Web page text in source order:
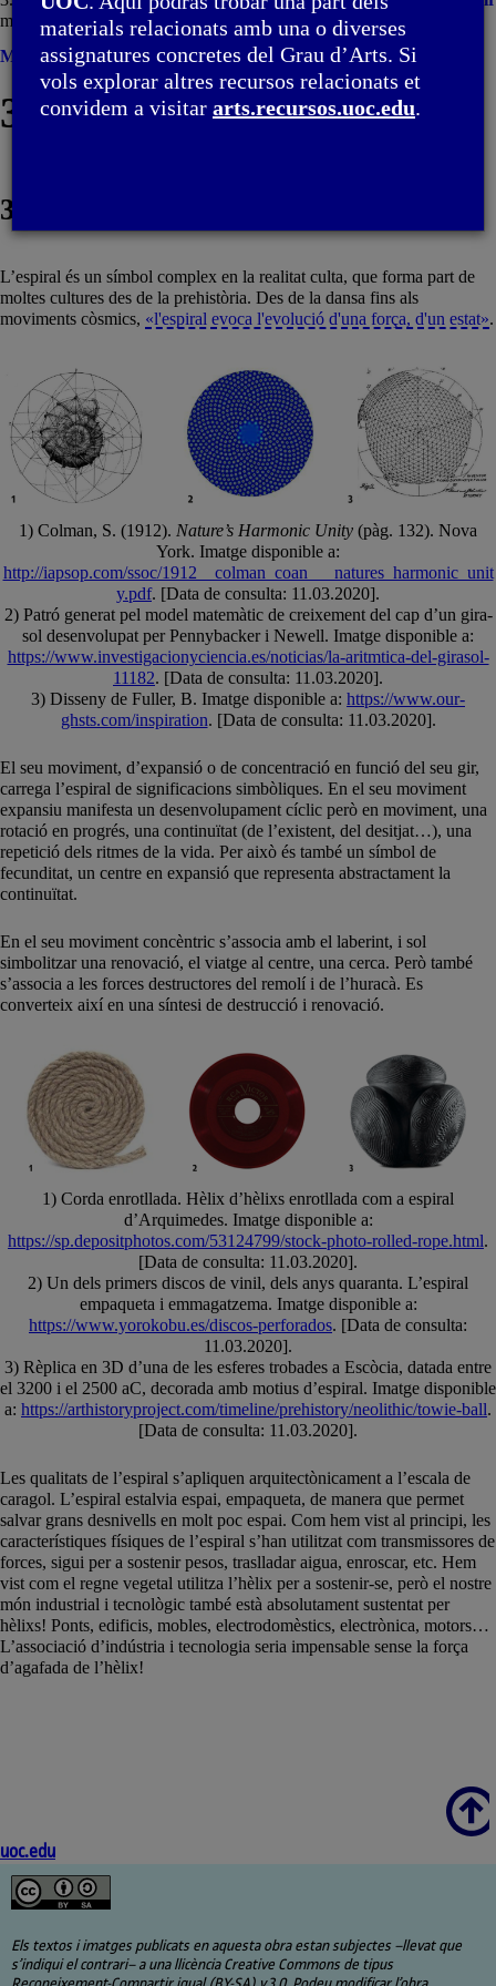
món culte
Menú
3. Espirals i hèlix
3.4. Espirals i hèlixs en el món culte
L’espiral és un símbol complex en la realitat culta, que forma part de
moltes cultures des de la prehistòria. Des de la dansa fins als
moviments còsmics, «l'espiral evoca l'evolució d'una força, d'un estat».
1) Colman, S. (1912). Nature’s Harmonic Unity (pàg. 132). Nova
York. Imatge disponible a:
http://iapsop.com/ssoc/1912__colman_coan___natures_harmonic_unit
y.pdf. [Data de consulta: 11.03.2020].
2) Patró generat pel model matemàtic de creixement del cap d’un gira-
sol desenvolupat per Pennybacker i Newell. Imatge disponible a:
https://www.investigacionyciencia.es/noticias/la-aritmtica-del-girasol-
11182. [Data de consulta: 11.03.2020].
3) Disseny de Fuller, B. Imatge disponible a: https://www.our-
ghsts.com/inspiration. [Data de consulta: 11.03.2020].
El seu moviment, d’expansió o de concentració en funció del seu gir,
carrega l’espiral de significacions simbòliques. En el seu moviment
expansiu manifesta un desenvolupament cíclic però en moviment, una
rotació en progrés, una continuïtat (de l’existent, del desitjat…), una
repetició dels ritmes de la vida. Per això és també un símbol de
fecunditat, un centre en expansió que representa abstractament la
continuïtat.
En el seu moviment concèntric s’associa amb el laberint, i sol
simbolitzar una renovació, el viatge al centre, una cerca. Però també
s’associa a les forces destructores del remolí i de l’huracà. Es
converteix així en una síntesi de destrucció i renovació.
1) Corda enrotllada. Hèlix d’hèlixs enrotllada com a espiral
d’Arquimedes. Imatge disponible a:
https://sp.depositphotos.com/53124799/stock-photo-rolled-rope.html.
[Data de consulta: 11.03.2020].
2) Un dels primers discos de vinil, dels anys quaranta. L’espiral
empaqueta i emmagatzema. Imatge disponible a:
https://www.yorokobu.es/discos-perforados. [Data de consulta:
11.03.2020].
3) Rèplica en 3D d’una de les esferes trobades a Escòcia, datada entre
el 3200 i el 2500 aC, decorada amb motius d’espiral. Imatge disponible
a: https://arthistoryproject.com/timeline/prehistory/neolithic/towie-ball.
[Data de consulta: 11.03.2020].
Les qualitats de l’espiral s’apliquen arquitectònicament a l’escala de
caragol. L’espiral estalvia espai, empaqueta, de manera que permet
salvar grans desnivells en molt poc espai. Com hem vist al principi, les
característiques físiques de l’espiral s’han utilitzat com transmissores de
forces, sigui per a sostenir pesos, traslladar aigua, enroscar, etc. Hem
vist com el regne vegetal utilitza l’hèlix per a sostenir-se, però el nostre
món industrial i tecnològic també està absolutament sustentat per
hèlixs! Ponts, edificis, mobles, electrodomèstics, electrònica, motors…
L’associació d’indústria i tecnologia seria impensable sense la força
d’agafada de l’hèlix!
Scroll
uoc.edu
Els textos i imatges publicats en aquesta obra estan subjectes –llevat que
s’indiqui el contrari– a una llicència Creative Commons de tipus
materials relacionats amb una o diverses
assignatures concretes del Grau d’Arts. Si
vols explorar altres recursos relacionats et
convidem a visitar arts.recursos.uoc.edu.